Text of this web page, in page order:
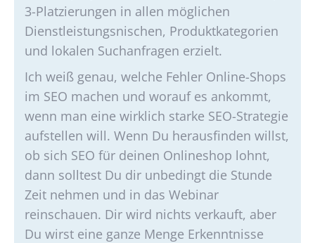
3-Platzierungen in allen möglichen
Dienstleistungsnischen, Produktkategorien
und lokalen Suchanfragen erzielt.
Ich weiß genau, welche Fehler Online-Shops
im SEO machen und worauf es ankommt,
wenn man eine wirklich starke SEO-Strategie
aufstellen will. Wenn Du herausfinden willst,
ob sich SEO für deinen Onlineshop lohnt,
dann solltest Du dir unbedingt die Stunde
Zeit nehmen und in das Webinar
reinschauen. Dir wird nichts verkauft, aber
Du wirst eine ganze Menge Erkenntnisse